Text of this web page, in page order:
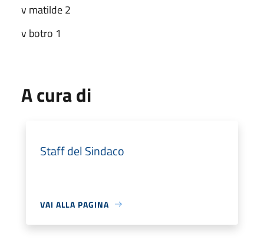
v matilde 2
v botro 1
A cura di
Staff del Sindaco
VAI ALLA PAGINA